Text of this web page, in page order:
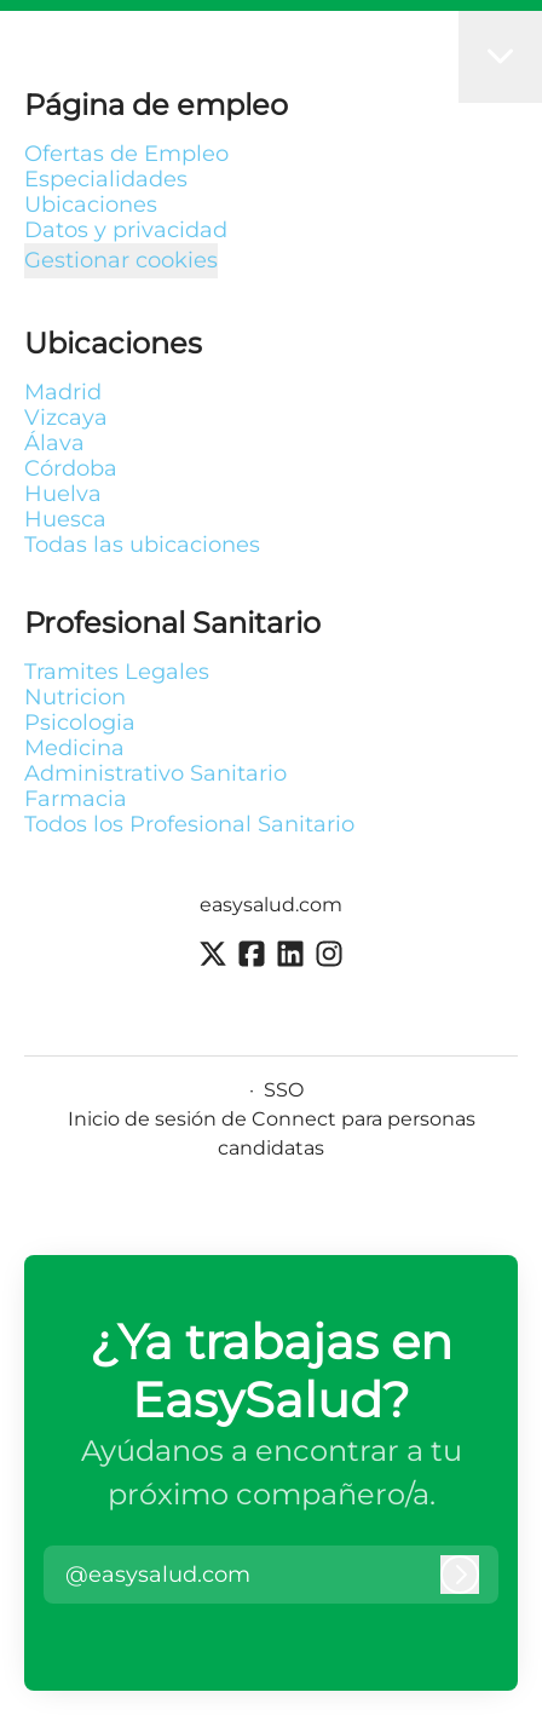
Página de empleo
Ofertas de Empleo
Especialidades
Ubicaciones
Datos y privacidad
Gestionar cookies
Ubicaciones
Madrid
Vizcaya
Álava
Córdoba
Huelva
Huesca
Todas las ubicaciones
Profesional Sanitario
Tramites Legales
Nutricion
Psicologia
Medicina
Administrativo Sanitario
Farmacia
Todos los Profesional Sanitario
easysalud.com
· SSO
Inicio de sesión de Connect para personas
candidatas
¿Ya trabajas en
EasySalud?
Ayúdanos a encontrar a tu
próximo compañero/a.
@easysalud.com